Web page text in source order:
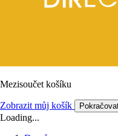
Mezisoučet košíku
Zobrazit můj košík
Loading...